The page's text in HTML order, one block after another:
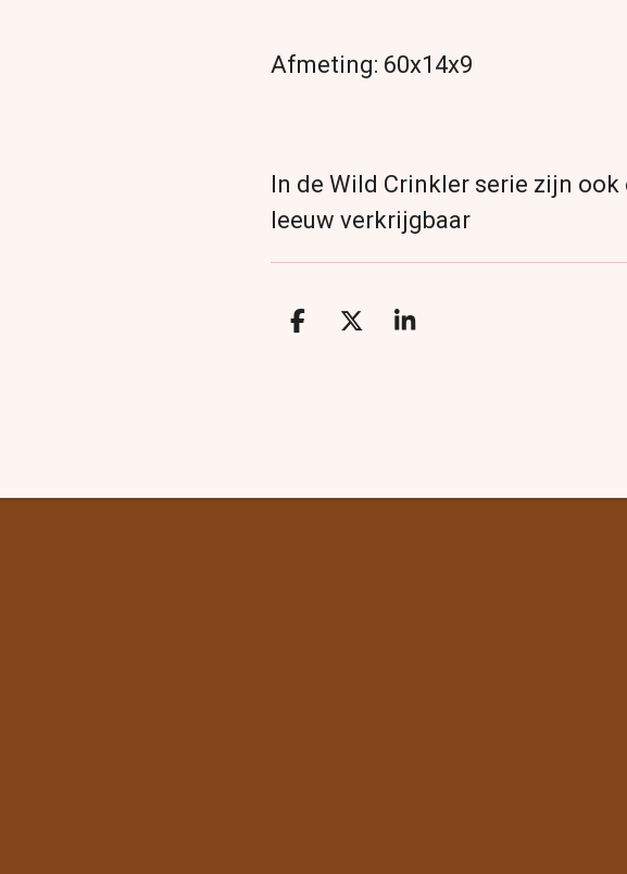
Afmeting: 60x14x9
In de Wild Crinkler serie zijn
leeuw verkrijgbaar
D
D
S